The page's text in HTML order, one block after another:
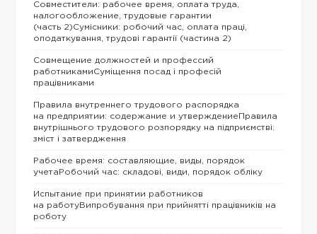
Совместители: рабочее время, оплата труда,
налогообложение, трудовые гарантии
(часть 2)Сумісники: робочий час, оплата праці,
оподаткування, трудові гарантії (частина 2)
Совмещение должностей и профессий
работникамиСуміщення посад і професій
працівниками
Правила внутреннего трудового распорядка
на предприятии: содержание и утверждениеПравила
внутрішнього трудового розпорядку на підприємстві:
зміст і затвердження
Рабочее время: составляющие, виды, порядок
учетаРобочий час: складові, види, порядок обліку
Испытание при принятии работников
на работуВипробування при прийнятті працівників на
роботу